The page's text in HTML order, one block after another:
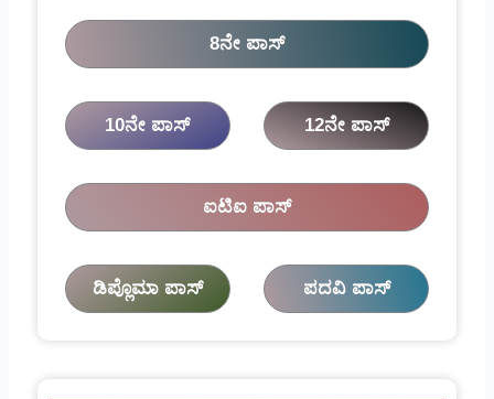
8ನೇ ಪಾಸ್
10ನೇ ಪಾಸ್ 12ನೇ ಪಾಸ್
ಐಟಿಐ ಪಾಸ್
ಡಿಪ್ಲೊಮಾ ಪಾಸ್ ಪದವಿ ಪಾಸ್